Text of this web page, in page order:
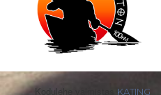
Kodulehe valmistas KATING